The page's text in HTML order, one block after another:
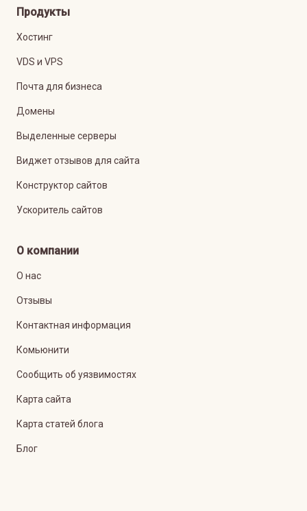
Продукты
Хостинг
VDS и VPS
Почта для бизнеса
Домены
Выделенные серверы
Виджет отзывов для сайта
Конструктор сайтов
Ускоритель сайтов
О компании
О нас
Отзывы
Контактная информация
Комьюнити
Сообщить об уязвимостях
Карта сайта
Карта статей блога
Блог